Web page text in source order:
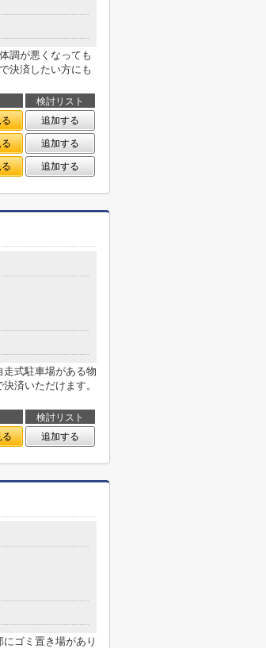
調が悪くなっても
決済したい方にも
検討リスト
追加する
追加する
追加する
式駐車場がある物
済いただけます。
検討リスト
る 追加する
ゴミ置き場があり